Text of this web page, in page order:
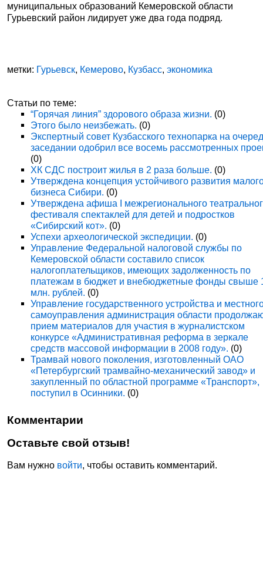
муниципальных образований Кемеровской области
Гурьевский район лидирует уже два года подряд.
метки: Гурьевск, Кемерово, Кузбасс,экономика
Статьи по теме:
“Горячая линия” здорового образа жизни. (0)
Этого было неизбежать. (0)
Экспертный совет Кузбасского технопарка на
заседании одобрил все восемь рассмотренных
(0)
ХК СДС построит жилья в 2 раза больше. (0)
Утверждена концепция устойчивого развития
бизнеса Сибири. (0)
Утверждена афиша I межрегионального
фестиваля спектаклей для детей и подростков
«Сибирский кот». (0)
Успехи археологической экспедиции. (0)
Управление Федеральной налоговой службы по
Кемеровской области составило список
налогоплательщиков, имеющих задолженность по
платежам в бюджет и внебюджетные фонды свыше
млн. рублей. (0)
Управление государственного устройства и
самоуправления администрация области
прием материалов для участия в журналистском
конкурсе «Административная реформа в зеркале
средств массовой информации в 2008 году». (0)
Трамвай нового поколения, изготовленный ОАО
«Петербургский трамвайно-механический завод» и
закупленный по областной программе «Транспорт»,
поступил в Осинники. (0)
Комментарии
Оставьте свой отзыв!
Вам нужно войти, чтобы оставить комментарий.